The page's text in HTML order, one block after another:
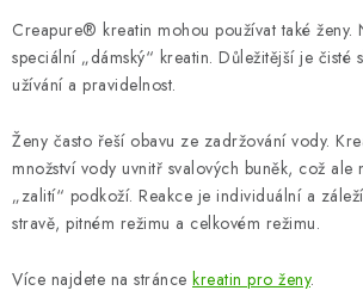
Creapure® kreatin mohou používat také ženy.
speciální „dámský“ kreatin. Důležitější je čisté
užívání a pravidelnost.
Ženy často řeší obavu ze zadržování vody.
množství vody uvnitř svalových buněk, což ale
„zalití“ podkoží. Reakce je individuální a
stravě, pitném režimu a celkovém režimu.
Více najdete na stránce kreatin pro ženy.